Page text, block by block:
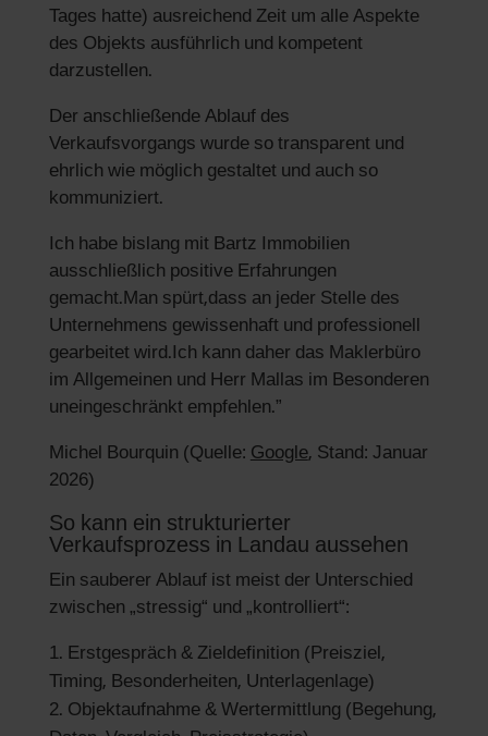
Tages hatte) ausreichend Zeit um alle Aspekte
des Objekts ausführlich und kompetent
darzustellen.
Der anschließende Ablauf des
Verkaufsvorgangs wurde so transparent und
ehrlich wie möglich gestaltet und auch so
kommuniziert.
Ich habe bislang mit Bartz Immobilien
ausschließlich positive Erfahrungen
gemacht.Man spürt,dass an jeder Stelle des
Unternehmens gewissenhaft und professionell
gearbeitet wird.Ich kann daher das Maklerbüro
im Allgemeinen und Herr Mallas im Besonderen
uneingeschränkt empfehlen.”
Michel Bourquin (Quelle: Google, Stand: Januar
2026)
So kann ein strukturierter
Verkaufsprozess in Landau aussehen
Ein sauberer Ablauf ist meist der Unterschied
zwischen „stressig“ und „kontrolliert“:
Erstgespräch & Zieldefinition (Preisziel,
Timing, Besonderheiten, Unterlagenlage)
Objektaufnahme & Wertermittlung (Begehung,